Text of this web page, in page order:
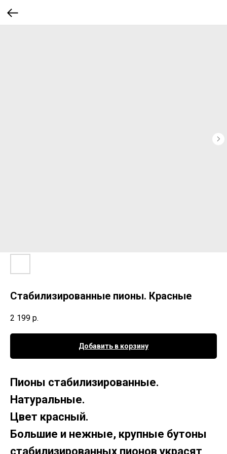
Стабилизированные пионы. Красные
2 199 р.
Добавить в корзину
Пионы стабилизированные.
Натуральные.
Цвет красный.
Большие и нежные, крупные бутоны
стабилизированных пионов украсят